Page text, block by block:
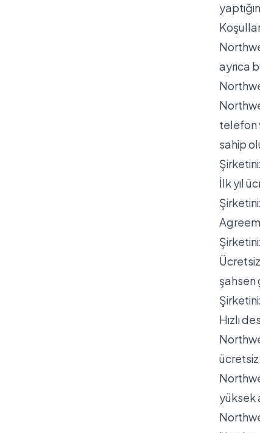
ayrıca
telefon
sahip
İlk yıl
şahsen
Hızlı
yüksek